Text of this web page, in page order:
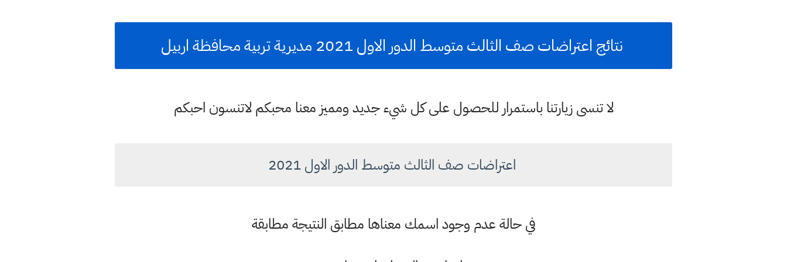
نتائج اعتراضات صف الثالث متوسط الدور الاول 2021 مديرية تربية محافظة اربيل
لا تنسى زيارتنا باستمرار للحصول على كل شيء جديد ومميز معنا محبكم لاتنسون احبكم
اعتراضات صف الثالث متوسط الدور الاول 2021
في حالة عدم وجود اسمك معناها مطابق النتيجة مطابقة